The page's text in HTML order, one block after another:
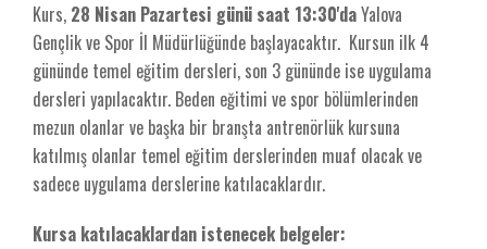
Kurs, 28 Nisan Pazartesi günü saat 13:30'daYalova
Gençlik ve Spor İl Müdürlüğünde başlayacaktır. Kursun ilk 4
gününde temel eğitim dersleri, son 3 gününde ise uygulama
dersleri yapılacaktır. Beden eğitimi ve spor bölümlerinden
mezun olanlar ve başka bir branşta antrenörlük kursuna
katılmış olanlar temel eğitim derslerinden muaf olacak ve
sadece uygulama derslerine katılacaklardır.
Kursa katılacaklardan istenecek belgeler: